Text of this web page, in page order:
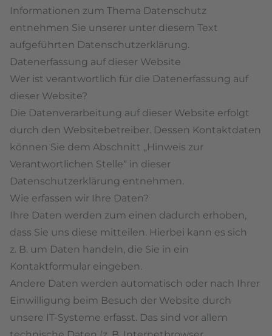
Informationen zum Thema Datenschutz
entnehmen Sie unserer unter diesem Text
aufgeführten Datenschutzerklärung.
Datenerfassung auf dieser Website
Wer ist verantwortlich für die Datenerfassung auf
dieser Website?
Die Datenverarbeitung auf dieser Website erfolgt
durch den Websitebetreiber. Dessen Kontaktdaten
können Sie dem Abschnitt „Hinweis zur
Verantwortlichen Stelle“ in dieser
Datenschutzerklärung entnehmen.
Wie erfassen wir Ihre Daten?
Ihre Daten werden zum einen dadurch erhoben,
dass Sie uns diese mitteilen. Hierbei kann es sich
z. B. um Daten handeln, die Sie in ein
Kontaktformular eingeben.
Andere Daten werden automatisch oder nach Ihrer
Einwilligung beim Besuch der Website durch
unsere IT-Systeme erfasst. Das sind vor allem